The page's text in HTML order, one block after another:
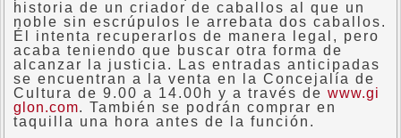
historia de un criador de caballos al que un
noble sin escrúpulos le arrebata dos caballos.
Él intenta recuperarlos de manera legal, pero
acaba teniendo que buscar otra forma de
alcanzar la justicia. Las entradas anticipadas
se encuentran a la venta en la Concejalía de
Cultura de 9.00 a 14.00h y a través de www.gi
glon.com. También se podrán comprar en
taquilla una hora antes de la función.